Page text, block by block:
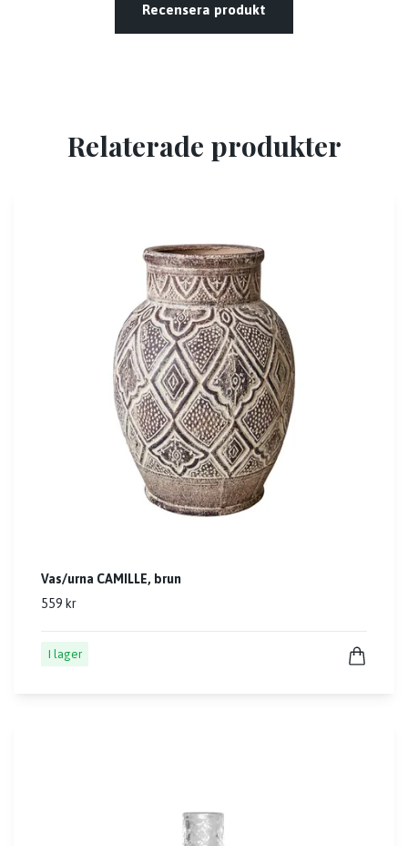
Recensera produkt
Relaterade produkter
Vas/urna CAMILLE, brun
559 kr
I lager